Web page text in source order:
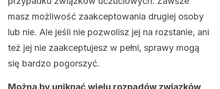
masz możliwość zaakceptowania drugiej osoby
lub nie. Ale jeśli nie pozwolisz jej na rozstanie, ani
też jej nie zaakceptujesz w pełni, sprawy mogą
się bardzo pogorszyć.
Można by uniknąć wielu rozpadów związków,